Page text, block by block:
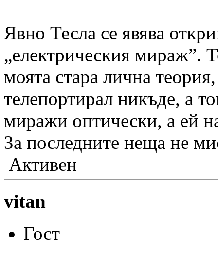
Явно Тесла се явява
„електрическия мираж”.
моята стара лична
телепортирал никъде, а
миражи оптически, а ей
За последните неща не
Активен
vitan
Гост